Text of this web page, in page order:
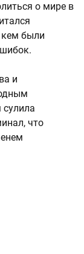
о мире в
кем были
и
что